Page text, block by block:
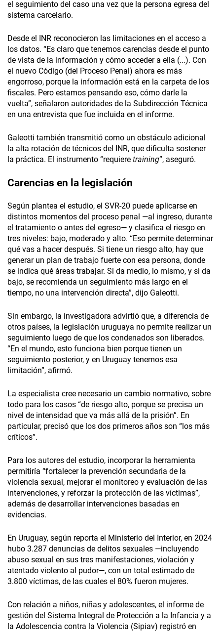
el seguimiento del caso una vez que la persona egresa del
sistema carcelario.
Desde el INR reconocieron las limitaciones en el acceso a
los datos. “Es claro que tenemos carencias desde el punto
de vista de la información y cómo acceder a ella (...). Con
el nuevo Código (del Proceso Penal) ahora es más
engorroso, porque la información está en la carpeta de los
fiscales. Pero estamos pensando eso, cómo darle la
vuelta”, señalaron autoridades de la Subdirección Técnica
en una entrevista que fue incluida en el informe.
Galeotti también transmitió como un obstáculo adicional
la alta rotación de técnicos del INR, que dificulta sostener
la práctica. El instrumento “requiere training”, aseguró.
Carencias en la legislación
Según plantea el estudio, el SVR-20 puede aplicarse en
distintos momentos del proceso penal —al ingreso, durante
el tratamiento o antes del egreso— y clasifica el riesgo en
tres niveles: bajo, moderado y alto. “Eso permite determinar
qué vas a hacer después. Si tiene un riesgo alto, hay que
generar un plan de trabajo fuerte con esa persona, donde
se indica qué áreas trabajar. Si da medio, lo mismo, y si da
bajo, se recomienda un seguimiento más largo en el
tiempo, no una intervención directa”, dijo Galeotti.
Sin embargo, la investigadora advirtió que, a diferencia de
otros países, la legislación uruguaya no permite realizar un
seguimiento luego de que los condenados son liberados.
“En el mundo, esto funciona bien porque tienen un
seguimiento posterior, y en Uruguay tenemos esa
limitación”, afirmó.
La especialista cree necesario un cambio normativo, sobre
todo para los casos “de riesgo alto, porque se precisa un
nivel de intensidad que va más allá de la prisión”. En
particular, precisó que los dos primeros años son “los más
críticos”.
Para los autores del estudio, incorporar la herramienta
permitiría “fortalecer la prevención secundaria de la
violencia sexual, mejorar el monitoreo y evaluación de las
intervenciones, y reforzar la protección de las víctimas”,
además de desarrollar intervenciones basadas en
evidencias.
En Uruguay, según reporta el Ministerio del Interior, en 2024
hubo 3.287 denuncias de delitos sexuales —incluyendo
abuso sexual en sus tres manifestaciones, violación y
atentado violento al pudor—, con un total estimado de
3.800 víctimas, de las cuales el 80% fueron mujeres.
Con relación a niños, niñas y adolescentes, el informe de
gestión del Sistema Integral de Protección a la Infancia y a
la Adolescencia contra la Violencia (Sipiav) registró en